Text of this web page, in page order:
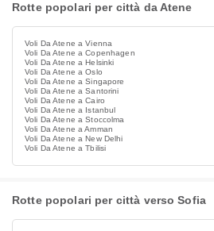
Rotte popolari per città da Atene
Voli Da Atene a Vienna
Voli Da Atene a Copenhagen
Voli Da Atene a Helsinki
Voli Da Atene a Oslo
Voli Da Atene a Singapore
Voli Da Atene a Santorini
Voli Da Atene a Cairo
Voli Da Atene a Istanbul
Voli Da Atene a Stoccolma
Voli Da Atene a Amman
Voli Da Atene a New Delhi
Voli Da Atene a Tbilisi
Rotte popolari per città verso Sofia